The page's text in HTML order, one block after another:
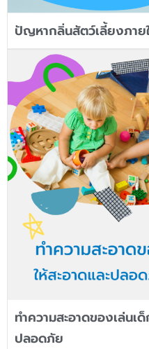
ปัญหากลิ่นสัตว์เลี้ยงภาย
ทำความสะอาดของเล่นเ
ปลอดภัย